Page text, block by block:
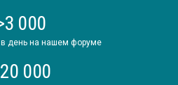
000
день на нашем форуме
000